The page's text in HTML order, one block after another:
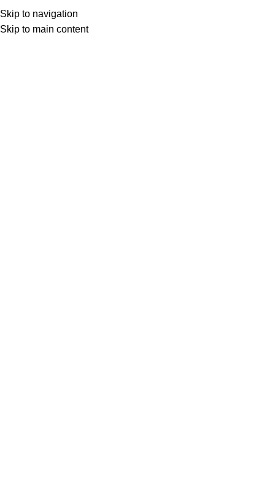
Skip to navigation
Skip to main content